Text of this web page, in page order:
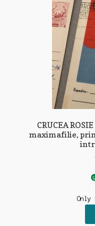
CRUCEA
maximafilie,